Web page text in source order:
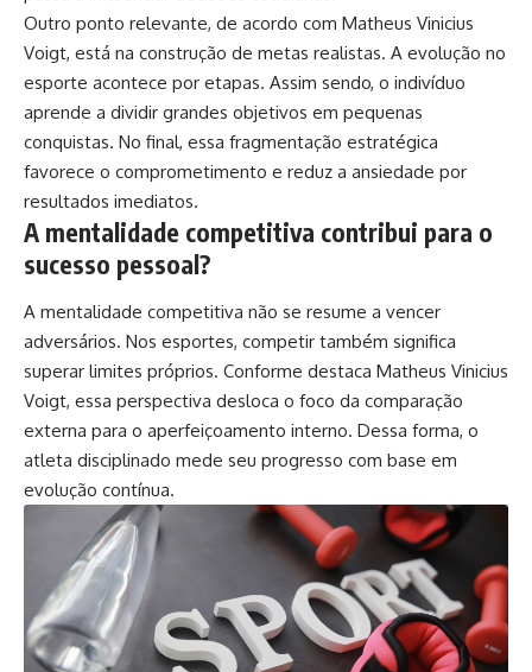
Outro ponto relevante, de acordo com Matheus Vinicius
Voigt, está na construção de metas realistas. A evolução no
esporte acontece por etapas. Assim sendo, o indivíduo
aprende a dividir grandes objetivos em pequenas
conquistas. No final, essa fragmentação estratégica
favorece o comprometimento e reduz a ansiedade por
resultados imediatos.
A mentalidade competitiva contribui para o
sucesso pessoal?
A mentalidade competitiva não se resume a vencer
adversários. Nos esportes, competir também significa
superar limites próprios. Conforme destaca Matheus Vinicius
Voigt, essa perspectiva desloca o foco da comparação
externa para o aperfeiçoamento interno. Dessa forma, o
atleta disciplinado mede seu progresso com base em
evolução contínua.